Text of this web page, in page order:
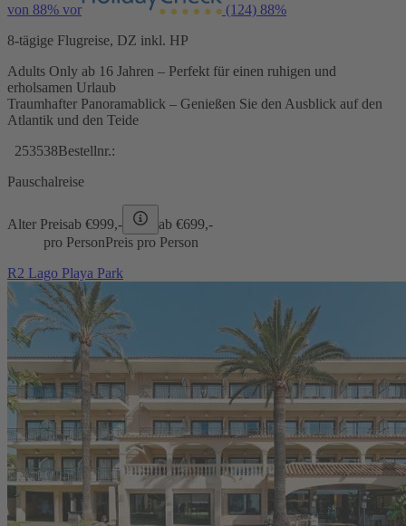
von 88% vor (124) 88%
8-tägige Flugreise, DZ inkl. HP
Adults Only ab 16 Jahren – Perfekt für einen ruhigen und
erholsamen Urlaub
Traumhafter Panoramablick – Genießen Sie den Ausblick auf den
Atlantik und den Teide
253538Bestellnr.:
Pauschalreise
Alter Preisab €999,- ab €699,-
pro PersonPreis pro Person
R2 Lago Playa Park